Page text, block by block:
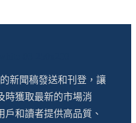
新聞稿發送和刊登，讓
時獲取最新的市場消
和讀者提供高品質、